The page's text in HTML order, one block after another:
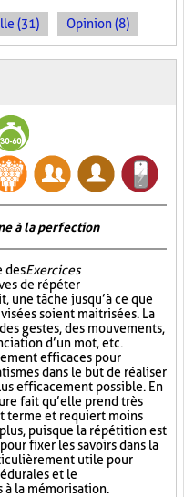
(31) Opinion (8)
à la perfection
desExercices
de répéter
une tâche jusqu’à ce que
soient maitrisées. La
gestes, des mouvements,
d’un mot, etc.
efficaces pour
dans le but de réaliser
efficacement possible. En
fait qu’elle prend très
terme et requiert moins
puisque la répétition est
fixer les savoirs dans la
utile pour
et le
la mémorisation.